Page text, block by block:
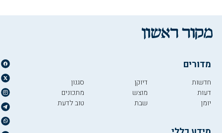
מדורים
חדשות
דעות
יומן
דיוקן
מוצש
שבת
סגנון
מתכונים
טוב לדעת